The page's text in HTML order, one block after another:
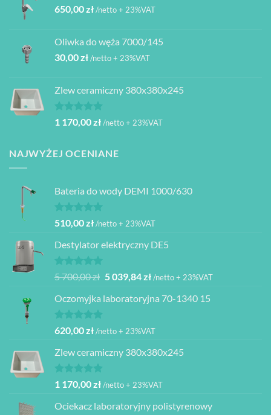
650,00zł/netto + 23%VAT
Oliwka do węża 7000/145
30,00zł/netto + 23%VAT
Zlew ceramiczny 380x380x245
Oceniono
na 5
1 170,00zł/netto + 23%VAT
NAJWYŻEJ OCENIANE
Bateria do wody DEMI 1000/630
Oceniono
na 5
510,00zł/netto + 23%VAT
Destylator elektryczny DE5
Oceniono
na 5
5 700,00zł Pierwotna
wynosiła:
700,00 zł.
5 039,84złAktualna
wynosi:
039,84 zł.
/netto + 23%VAT
Oczomyjka laboratoryjna 70-1340 15
Oceniono
na 5
620,00zł/netto + 23%VAT
Zlew ceramiczny 380x380x245
Oceniono
na 5
1 170,00zł/netto + 23%VAT
Ociekacz laboratoryjny polistyrenowy